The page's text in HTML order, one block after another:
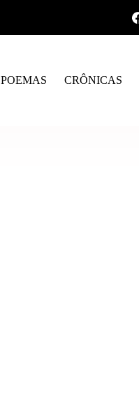
POEMAS CRÔNICAS